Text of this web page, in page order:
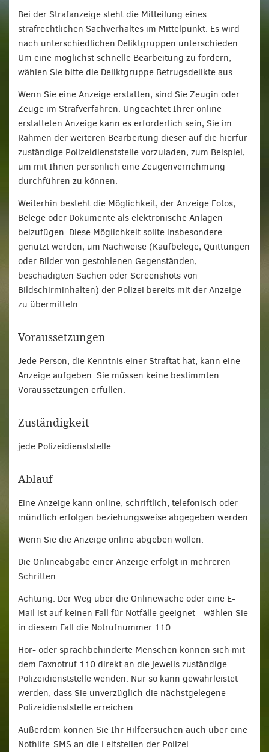
Bei der Strafanzeige steht die Mitteilung eines
strafrechtlichen Sachverhaltes im Mittelpunkt. Es wird
nach unterschiedlichen Deliktgruppen unterschieden.
Um eine möglichst schnelle Bearbeitung zu fördern,
wählen Sie bitte die Deliktgruppe Betrugsdelikte aus.
Wenn Sie eine Anzeige erstatten, sind Sie Zeugin oder
Zeuge im Strafverfahren. Ungeachtet Ihrer online
erstatteten Anzeige kann es erforderlich sein, Sie im
Rahmen der weiteren Bearbeitung dieser auf die hierfür
zuständige Polizeidienststelle vorzuladen, zum Beispiel,
um mit Ihnen persönlich eine Zeugenvernehmung
durchführen zu können.
Weiterhin besteht die Möglichkeit, der Anzeige Fotos,
Belege oder Dokumente als elektronische Anlagen
beizufügen. Diese Möglichkeit sollte insbesondere
genutzt werden, um Nachweise (Kaufbelege, Quittungen
oder Bilder von gestohlenen Gegenständen,
beschädigten Sachen oder Screenshots von
Bildschirminhalten) der Polizei bereits mit der Anzeige
zu übermitteln.
Voraussetzungen
Jede Person, die Kenntnis einer Straftat hat, kann eine
Anzeige aufgeben. Sie müssen keine bestimmten
Voraussetzungen erfüllen.
Zuständigkeit
jede Polizeidienststelle
Ablauf
Eine Anzeige kann online, schriftlich, telefonisch oder
mündlich erfolgen beziehungsweise abgegeben werden.
Wenn Sie die Anzeige online abgeben wollen:
Die Onlineabgabe einer Anzeige erfolgt in mehreren
Schritten.
Achtung: Der Weg über die Onlinewache oder eine E-
Mail ist auf keinen Fall für Notfälle geeignet - wählen Sie
in diesem Fall die Notrufnummer 110.
Hör- oder sprachbehinderte Menschen können sich mit
dem Faxnotruf 110 direkt an die jeweils zuständige
Polizeidienststelle wenden. Nur so kann gewährleistet
werden, dass Sie unverzüglich die nächstgelegene
Polizeidienststelle erreichen.
Außerdem können Sie Ihr Hilfeersuchen auch über eine
Nothilfe-SMS an die Leitstellen der Polizei